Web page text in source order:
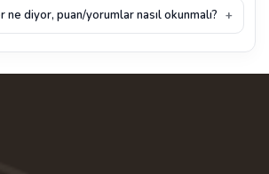
diyor, puan/yorumlar nasıl okunmalı?